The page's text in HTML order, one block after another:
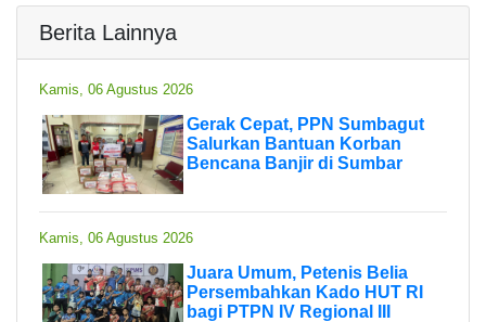
Berita Lainnya
Kamis, 06 Agustus 2026
Gerak Cepat, PPN Sumbagut
Salurkan Bantuan Korban
Bencana Banjir di Sumbar
Kamis, 06 Agustus 2026
Juara Umum, Petenis Belia
Persembahkan Kado HUT RI
bagi PTPN IV Regional III